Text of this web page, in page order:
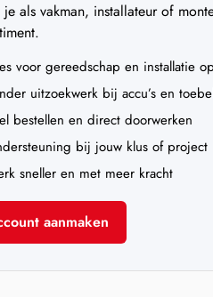
je als vakman, installateur of
voor gereedschap en installatie
uitzoekwerk bij accu’s en
bestellen en direct doorwerken
bij jouw klus of project
sneller en met meer kracht
aanmaken